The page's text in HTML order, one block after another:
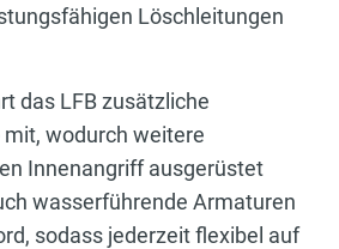
Löschleitungen
das LFB zusätzliche
mit, wodurch weitere
Innenangriff ausgerüstet
wasserführende Armaturen
sodass jederzeit flexibel auf